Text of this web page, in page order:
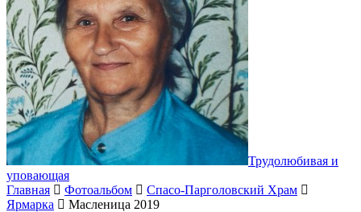
Трудолюбивая и
уповающая
Главная
Фотоальбом
Спасо-Парголовский Храм
Ярмарка
Масленица 2019